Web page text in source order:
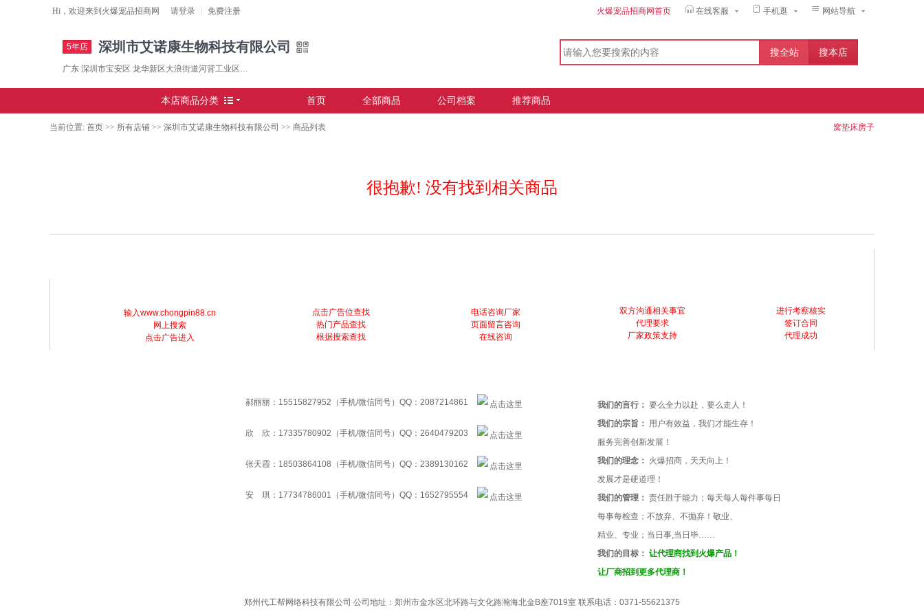
Hi，欢迎来到 火爆宠品招商网 请登录 免费注册 在线客服 手机逛 网站导航
火爆宠品招商网首页
5年店 深圳市艾诺康生物科技有限公司
广东 深圳市宝安区 龙华新区大浪街道河背工业区17栋三楼
本店商品分类 首页 全部商品 公司档案 推荐商品
当前位置: 首页 >> 所有店铺 >> 深圳市艾诺康生物科技有限公司 >> 商品列表 窝垫床房子
很抱歉! 没有找到相关商品
输入www.chongpin88.cn
网上搜索
点击广告进入
点击广告位查找
热门产品查找
根据搜索查找
电话咨询厂家
页面留言咨询
在线咨询
双方沟通相关事宜
代理要求
厂家政策支持
进行考察核实
签订合同
代理成功
郝丽丽：15515827952（手机/微信同号）QQ：2087214861
欣 欣：17335780902（手机/微信同号）QQ：2640479203
张天霞：18503864108（手机/微信同号）QQ：2389130162
安 琪：17734786001（手机/微信同号）QQ：1652795554
我们的言行： 要么全力以赴，要么走人！
我们的宗旨： 用户有效益，我们才能生存！
服务完善创新发展！
我们的理念： 火爆招商，天天向上！
发展才是硬道理！
我们的管理： 责任胜于能力；每天每人每件事每日
每事每检查；不放弃、不抛弃！敬业、
精业、专业；当日事,当日毕……
我们的目标： 让代理商找到火爆产品！
让厂商招到更多代理商！
郑州代工帮网络科技有限公司 公司地址：郑州市金水区北环路与文化路瀚海北金B座7019室 联系电话：0371-55621375